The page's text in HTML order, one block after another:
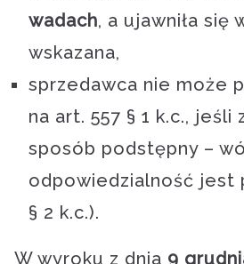
wadach, a ujawniła się
wskazana,
sprzedawca nie może
na art. 557 § 1 k.c., jeśli
sposób podstępny –
odpowiedzialność jest
§ 2 k.c.).
W wyroku z dnia 9